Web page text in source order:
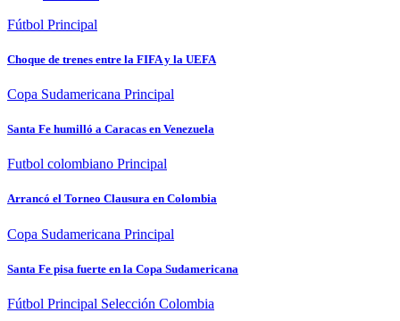
Fútbol Principal
Choque de trenes entre la FIFA y la UEFA
Copa Sudamericana Principal
Santa Fe humilló a Caracas en Venezuela
Futbol colombiano Principal
Arrancó el Torneo Clausura en Colombia
Copa Sudamericana Principal
Santa Fe pisa fuerte en la Copa Sudamericana
Fútbol Principal Selección Colombia